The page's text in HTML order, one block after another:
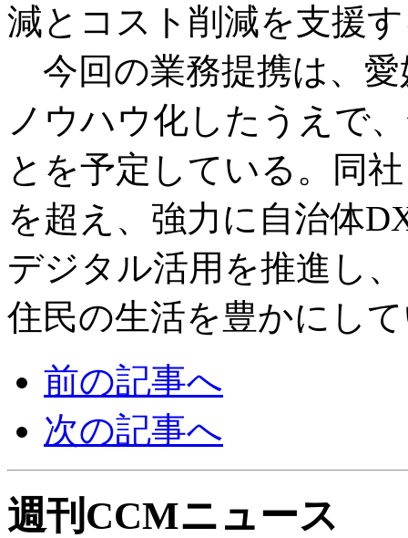
減とコスト削減を支援
今回の業務提携は、
ノウハウ化したうえで
とを予定している。同
を超え、強力に自治体
デジタル活用を推進し
住民の生活を豊かにし
前の記事へ
次の記事へ
週刊CCMニュース